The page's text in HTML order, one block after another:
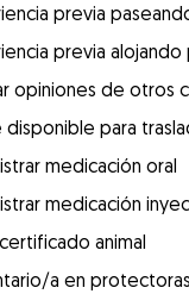
previa
previa alojando
opiniones de otros
para
medicación oral
medicación
animal
a en protectoras